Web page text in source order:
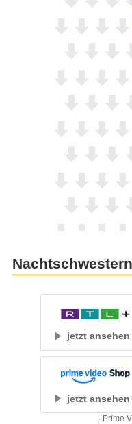
jetzt ansehen
jetzt ansehen
Prime